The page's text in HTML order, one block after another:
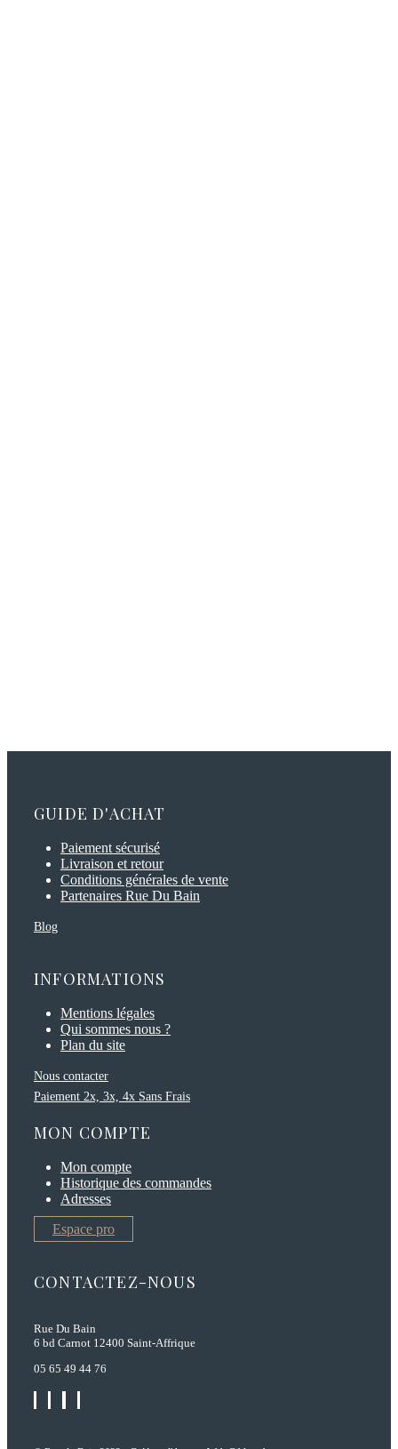
GUIDE D'ACHAT
Paiement sécurisé
Livraison et retour
Conditions générales de vente
Partenaires Rue Du Bain
Blog
INFORMATIONS
Mentions légales
Qui sommes nous ?
Plan du site
Nous contacter
Paiement 2x, 3x, 4x Sans Frais
MON COMPTE
Mon compte
Historique des commandes
Adresses
Espace pro
CONTACTEZ-NOUS
Rue Du Bain
6 bd Carnot 12400 Saint-Affrique
05 65 49 44 76